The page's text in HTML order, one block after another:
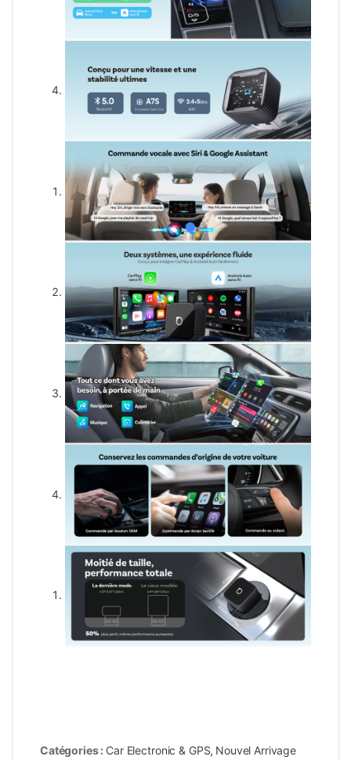
Catégories : Car Electronic & GPS, Nouvel Arrivage